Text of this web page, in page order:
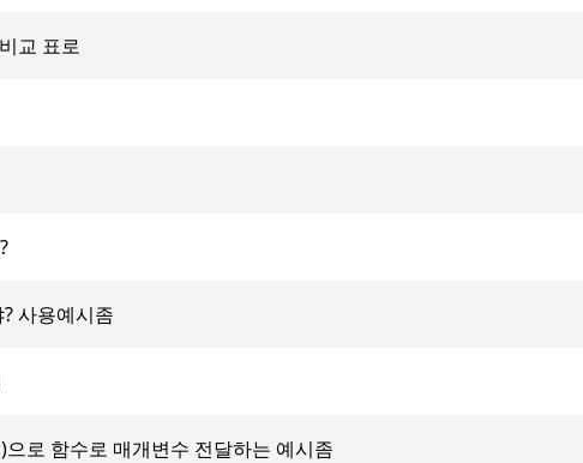
교 표로
사용예시좀
로 함수로 매개변수 전달하는 예시좀